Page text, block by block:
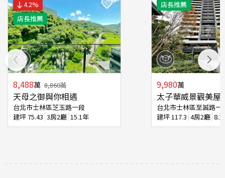
4.2%
店長推薦
8,488萬 8,860萬
天母之御與你相遇
台北市士林區芝玉路一段
建坪75.43 3房2廳 15.1年
店長推薦
9,980萬
太子華威景觀美屋
台北市士林區至誠路一
建坪117.3 4房2廳 8.1